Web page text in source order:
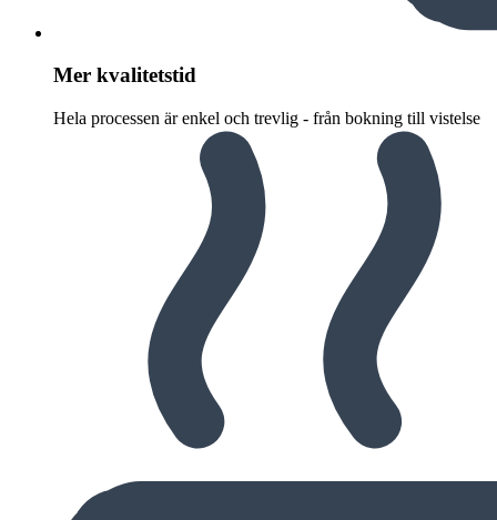
Mer kvalitetstid
Hela processen är enkel och trevlig - från bokning till vistelse